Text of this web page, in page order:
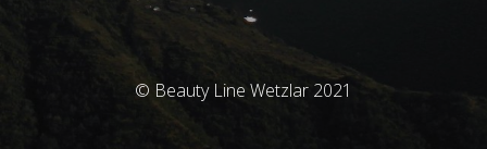
© Beauty Line Wetzlar 2021